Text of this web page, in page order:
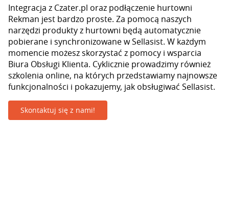
Integracja z Czater.pl oraz podłączenie hurtowni
Rekman jest bardzo proste. Za pomocą naszych
narzędzi produkty z hurtowni będą automatycznie
pobierane i synchronizowane w Sellasist. W każdym
momencie możesz skorzystać z pomocy i wsparcia
Biura Obsługi Klienta. Cyklicznie prowadzimy również
szkolenia online, na których przedstawiamy najnowsze
funkcjonalności i pokazujemy, jak obsługiwać Sellasist.
Skontaktuj się z nami!